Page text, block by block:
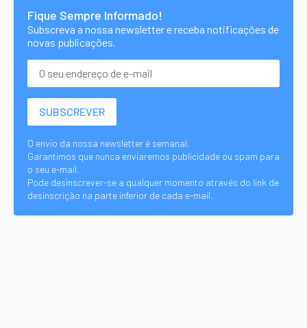
Fique Sempre Informado!
Subscreva a nossa newsletter e receba notificações de
novas publicações.
O envio da nossa newsletter é semanal.
Garantimos que nunca enviaremos publicidade ou spam para
o seu e-mail.
Pode desinscrever-se a qualquer momento através do link de
desinscrição na parte inferior de cada e-mail.